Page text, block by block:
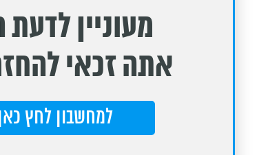
מעוניין
אתה זכאי
למחשבון לחץ